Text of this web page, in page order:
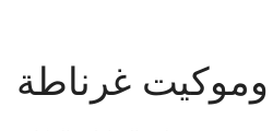
غرناطة